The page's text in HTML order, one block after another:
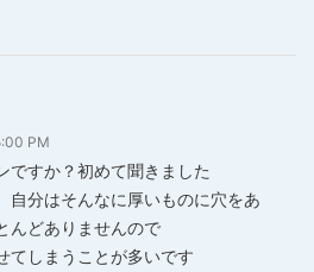
PM
ですか？初めて聞きました
自分はそんなに厚いものに穴をあ
んどありませんので
てしまうことが多いです